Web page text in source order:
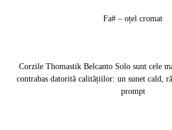
Fa# – oțel cromat
Corzile Thomastik Belcanto Solo sunt cele
contrabas datorită calitățiilor: un sunet cald,
prompt